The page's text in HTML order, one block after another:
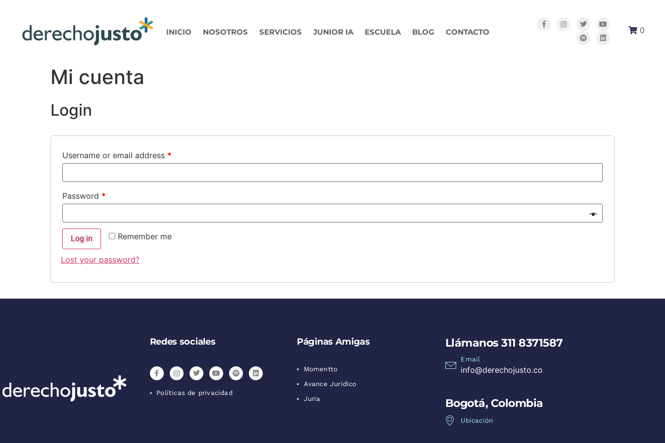
INICIO NOSOTROS SERVICIOS JUNIOR IA ESCUELA BLOG CONTACTO 0
Mi cuenta
Login
Username or email address *
Password *
Remember me
Log in
Lost your password?
Redes sociales
Políticas de privacidad
Páginas Amigas
Momentto
Avance Jurídico
Juria
Llámanos 311 8371587
Email
info@derechojusto.co
Bogotá, Colombia
Ubicación